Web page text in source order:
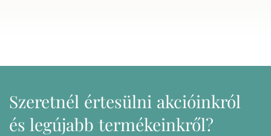
Szeretnél értesülni akcióinkról
és legújabb termékeinkről?